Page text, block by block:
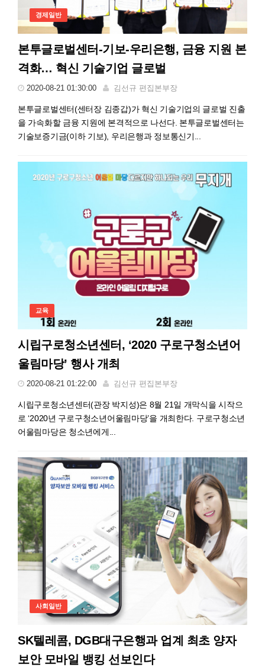
경제일반
본투글로벌센터-기보-우리은행, 금융 지원 본
격화… 혁신 기술기업 글로벌
2020-08-21 01:30:00 김선규 편집본부장
본투글로벌센터(센터장 김종갑)가 혁신 기술기업의 글로벌 진출
을 가속화할 금융 지원에 본격적으로 나선다. 본투글로벌센터는
기술보증기금(이하 기보), 우리은행과 정보통신기...
교육
시립구로청소년센터, ‘2020 구로구청소년어
울림마당’ 행사 개최
2020-08-21 01:22:00 김선규 편집본부장
시립구로청소년센터(관장 박지성)은 8월 21일 개막식을 시작으
로 ‘2020년 구로구청소년어울림마당’을 개최한다. 구로구청소년
어울림마당은 청소년에게...
사회일반
SK텔레콤, DGB대구은행과 업계 최초 양자
보안 모바일 뱅킹 선보인다